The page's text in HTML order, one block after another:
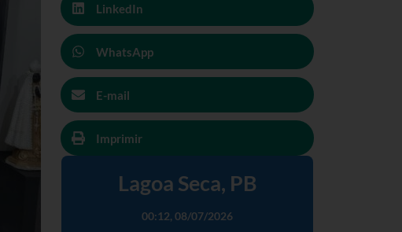
LinkedIn
WhatsApp
E-mail
Imprimir
Lagoa Seca, PB
00:12, 08/07/2026